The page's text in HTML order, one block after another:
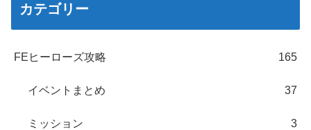
カテゴリー
FEヒーローズ攻略 165
イベントまとめ 37
ミッション 3